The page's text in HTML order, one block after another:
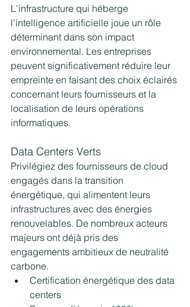
L'infrastructure qui héberge
l'intelligence artificielle joue un rôle
déterminant dans son impact
environnemental. Les entreprises
peuvent significativement réduire leur
empreinte en faisant des choix éclairés
concernant leurs fournisseurs et la
localisation de leurs opérations
informatiques.
Data Centers Verts
Privilégiez des fournisseurs de cloud
engagés dans la transition
énergétique, qui alimentent leurs
infrastructures avec des énergies
renouvelables. De nombreux acteurs
majeurs ont déjà pris des
engagements ambitieux de neutralité
carbone.
Certification énergétique des data
centers